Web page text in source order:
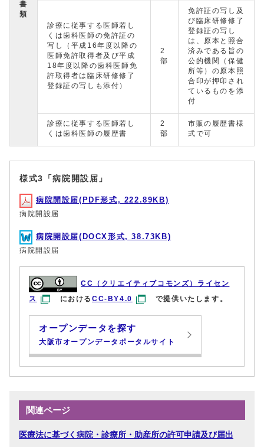
書
類
診療に従事する医師若し
くは歯科医師の免許証の
写し（平成16年度以降の
医師免許取得者及び平成
18年度以降の歯科医師免
許取得者は臨床研修修了
登録証の写しも添付）
2
部
免許証の写し及
び臨床研修修了
登録証の写し
は、原本と照合
済みである旨の
公的機関（保健
所等）の原本照
合印が押印され
ているものを添
付
診療に従事する医師若し
くは歯科医師の履歴書
2
部
市販の履歴書様
式で可
様式3「病院開設届」
病院開設届(PDF形式, 222.89KB)
病院開設届
病院開設届(DOCX形式, 38.73KB)
病院開設届
CC（クリエイティブコモンズ）ライセン
ス
におけるCC-BY4.0 で提供いたします。
オープンデータを探す
大阪市オープンデータポータルサイト
関連ページ
医療法に基づく病院・診療所・助産所の許可申請及び届出